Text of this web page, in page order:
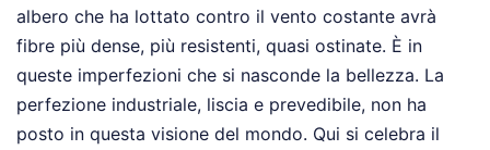
albero che ha lottato contro il vento costante avrà
fibre più dense, più resistenti, quasi ostinate. È in
queste imperfezioni che si nasconde la bellezza. La
perfezione industriale, liscia e prevedibile, non ha
posto in questa visione del mondo. Qui si celebra il